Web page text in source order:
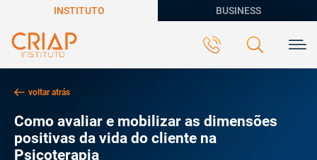
INSTITUTO BUSINESS
voltar atrás
Como avaliar e mobilizar as dimensões
positivas da vida do cliente na
Psicoterapia